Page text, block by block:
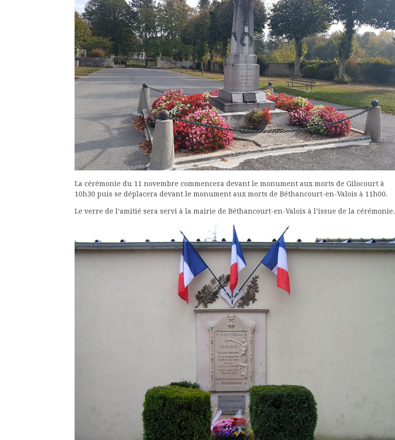
La cérémonie du 11 novembre commencera devant le monument aux morts de Gilocourt à
10h30 puis se déplacera devant le monument aux morts de Béthancourt-en-Valois à 11h00.
Le verre de l’amitié sera servi à la mairie de Béthancourt-en-Valois à l’issue de la cérémonie.